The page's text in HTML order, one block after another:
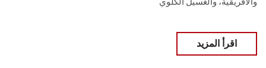
اقرأ المزيد